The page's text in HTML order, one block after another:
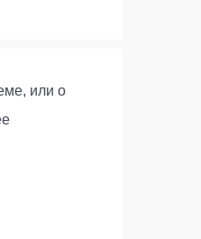
или о